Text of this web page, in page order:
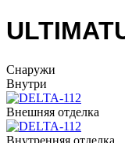
Cнаружи
Внутри
Внешняя отделка
Внутренняя отделка